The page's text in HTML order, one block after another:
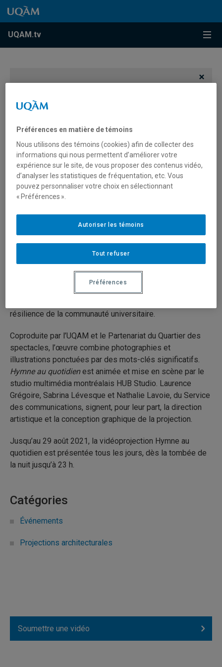
Accéder au contenu
Accéder au menu principal
Accéder à la recherche
Accéder au contenu
Accéder au menu principal
UQAM.tv
afficher les vidéos provenant de Youtube.
Préférences des témoins
Projection: «Hymne au
quotidien»
Hymne au quotidien
et empathie le quotidien bouleversé des étudiantes et
résilience de la communauté universitaire.
Coproduite par l’UQAM et le Partenariat du Quartier des
spectacles, l’œuvre combine photographies et
illustrations ponctuées par des mots-clés significatifs.
Hymne au quotidienest animée et mise en scène par le
studio multimédia montréalais HUB Studio. Laurence
Grégoire, Sabrina Lévesque et Nathalie Lavoie, du Service
des communications, signent, pour leur part, la direction
artistique et la conception graphique de la projection.
Jusqu’au 29 août 2021, la vidéoprojection Hymne au
quotidien est présentée tous les jours, dès la tombée de
la nuit jusqu’à 23 h.
Catégories
Événements
Projections architecturales
Soumettre une vidéo
Préférences en matière de témoins
Nous utilisons des témoins (cookies) afin de collecter des
informations qui nous permettent d’améliorer votre
expérience sur le site, de vous proposer des contenus vidéo,
d’analyser les statistiques de fréquentation, etc. Vous
pouvez personnaliser votre choix en sélectionnant
« Préférences ».
Tout refuser
Autoriser les témoins
Préférences